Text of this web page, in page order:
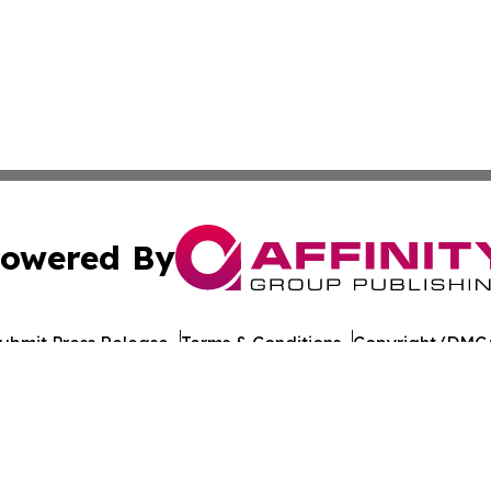
By
Press Release Terms & Conditions Copyright/